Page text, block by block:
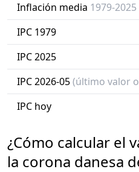
Inflación media 1979-2025
IPC 1979
IPC 2025
IPC 2026-05(último valor
IPC hoy
¿Cómo calcular el
la corona danesa